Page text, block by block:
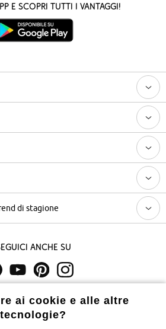
e scopri tutti i vantaggi!
di stagione
anche su
Non includono
le spese di spedizione e i
costi di servizio.
ai cookie e alle altre
tecnologie?